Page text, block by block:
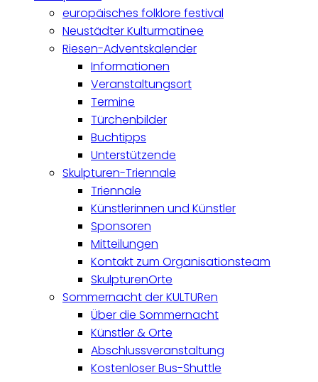
europäisches folklore festival
Neustädter Kulturmatinee
Riesen-Adventskalender
Informationen
Veranstaltungsort
Termine
Türchenbilder
Buchtipps
Unterstützende
Skulpturen-Triennale
Triennale
Künstlerinnen und Künstler
Sponsoren
Mitteilungen
Kontakt zum Organisationsteam
SkulpturenOrte
Sommernacht der KULTURen
Über die Sommernacht
Künstler & Orte
Abschlussveranstaltung
Kostenloser Bus-Shuttle